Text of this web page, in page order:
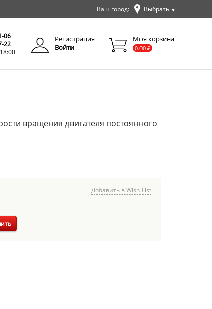
Ваш город: Выбрать ▼
06
22
Регистрация
Войти
Моя корзина
0.00 ₽
вращения двигателя постоянного
Добавить в Wish List